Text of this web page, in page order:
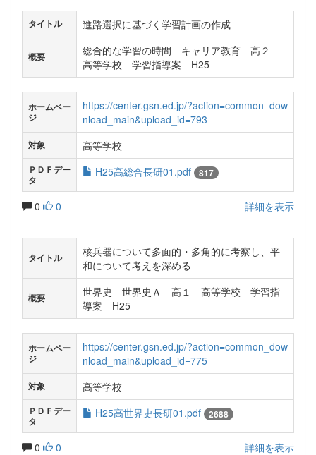
タイトル 進路選択に基づく学習計画の作成
概要
総合的な学習の時間 キャリア教育 高２
高等学校 学習指導案 H25
ホームペー
ジ
https://center.gsn.ed.jp/?action=common_dow
nload_main&upload_id=793
対象 高等学校
ＰＤＦデー
タ
H25高総合長研01.pdf 817
0 0 詳細を表示
タイトル
核兵器について多面的・多角的に考察し、平
和について考えを深める
概要
世界史 世界史Ａ 高１ 高等学校 学習指
導案 H25
ホームペー
ジ
https://center.gsn.ed.jp/?action=common_dow
nload_main&upload_id=775
対象 高等学校
ＰＤＦデー
タ
H25高世界史長研01.pdf 2688
0 0 詳細を表示